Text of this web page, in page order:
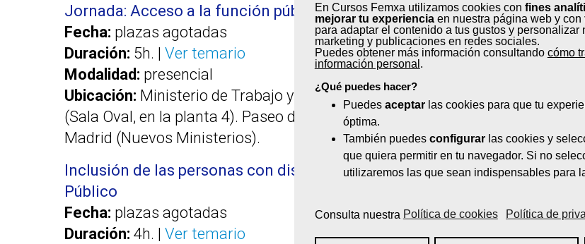
En Cursos Femxa utilizamos cookies con fines
mejorar tu experienciaen nuestra página web y con
para adaptar el contenido a tus gustos y personalizar
marketing y publicaciones en redes sociales.
Puedes obtener más información consultando cómo
información personal .
¿Qué puedes hacer?
Puedes aceptarlas cookies para que tu
óptima.
También puedes configurarlas cookies y
que quiera permitir en tu navegador. Si no
utilizaremos las que sean indispensables para
Consulta nuestra Política de cookies Política de
Jornada: Acceso a la función pública
Fecha: plazas agotadas
Duración: 5h. | Ver temario
Modalidad: presencial
Ubicación: Ministerio de Trabajo y Economía Social
(Sala Oval, en la planta 4). Paseo de la Castellana, 63, 28071
Madrid (Nuevos Ministerios).
Inclusión de las personas con discapacidad en el Sector
Público
Fecha: plazas agotadas
Duración: 4h. | Ver temario
Nombre*
Primer Apellido*
Email*
Código Postal*